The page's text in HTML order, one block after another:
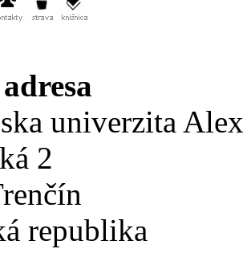
univerzita
2
republika